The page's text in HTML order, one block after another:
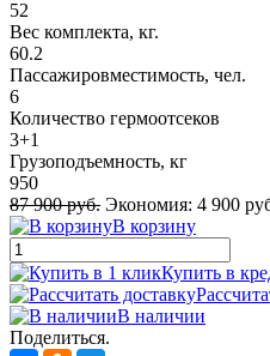
52
Вес комплекта, кг.
60.2
Пассажировместимость, чел.
6
Количество гермоотсеков
3+1
Грузоподъемность, кг
950
87 900 руб. Экономия: 4 900
В корзину
Купить в
В наличии
Поделиться.